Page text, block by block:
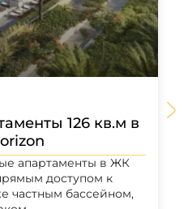
126 кв.м в
апартаменты в ЖК
доступом к
частным бассейном,